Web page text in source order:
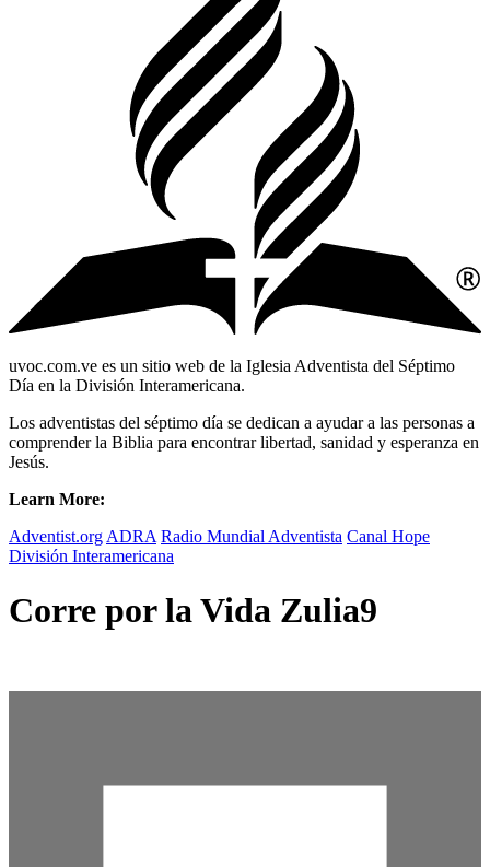
uvoc.com.ve es un sitio web de la Iglesia Adventista del Séptimo
Día en la División Interamericana.
Los adventistas del séptimo día se dedican a ayudar a las personas a
comprender la Biblia para encontrar libertad, sanidad y esperanza en
Jesús.
Learn More:
Adventist.org ADRA Radio Mundial Adventista Canal Hope
División Interamericana
Corre por la Vida Zulia9